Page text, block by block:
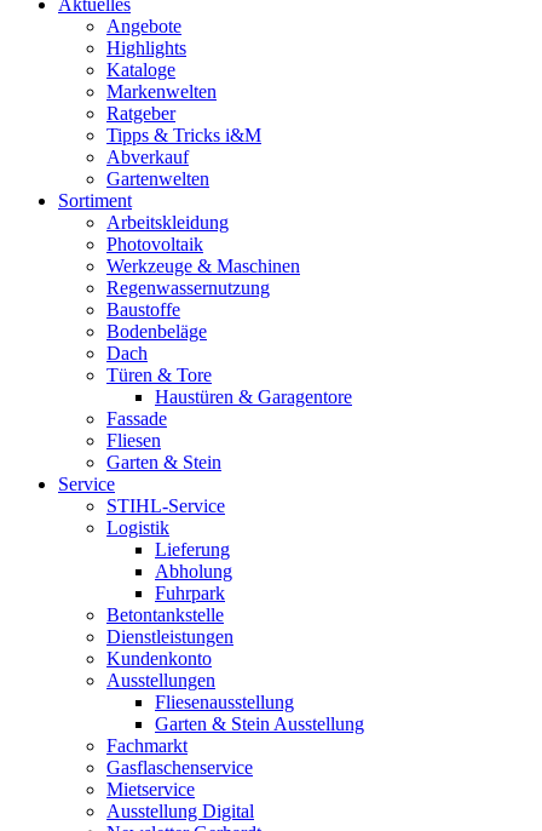
Aktuelles
Angebote
Highlights
Kataloge
Markenwelten
Ratgeber
Tipps & Tricks i&M
Abverkauf
Gartenwelten
Sortiment
Arbeitskleidung
Photovoltaik
Werkzeuge & Maschinen
Regenwassernutzung
Baustoffe
Bodenbeläge
Dach
Türen & Tore
Haustüren & Garagentore
Fassade
Fliesen
Garten & Stein
Service
STIHL-Service
Logistik
Lieferung
Abholung
Fuhrpark
Betontankstelle
Dienstleistungen
Kundenkonto
Ausstellungen
Fliesenausstellung
Garten & Stein Ausstellung
Fachmarkt
Gasflaschenservice
Mietservice
Ausstellung Digital